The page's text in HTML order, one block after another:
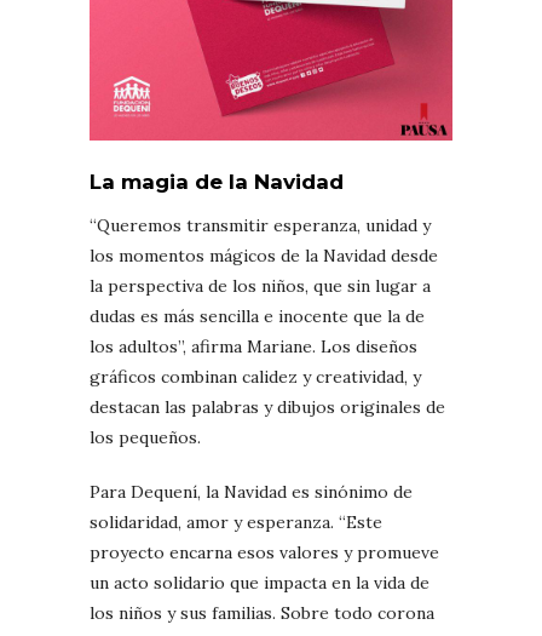
La magia de la Navidad
“Queremos transmitir esperanza, unidad y
los momentos mágicos de la Navidad desde
la perspectiva de los niños, que sin lugar a
dudas es más sencilla e inocente que la de
los adultos”, afirma Mariane. Los diseños
gráficos combinan calidez y creatividad, y
destacan las palabras y dibujos originales de
los pequeños.
Para Dequení, la Navidad es sinónimo de
solidaridad, amor y esperanza. “Este
proyecto encarna esos valores y promueve
un acto solidario que impacta en la vida de
los niños y sus familias. Sobre todo corona